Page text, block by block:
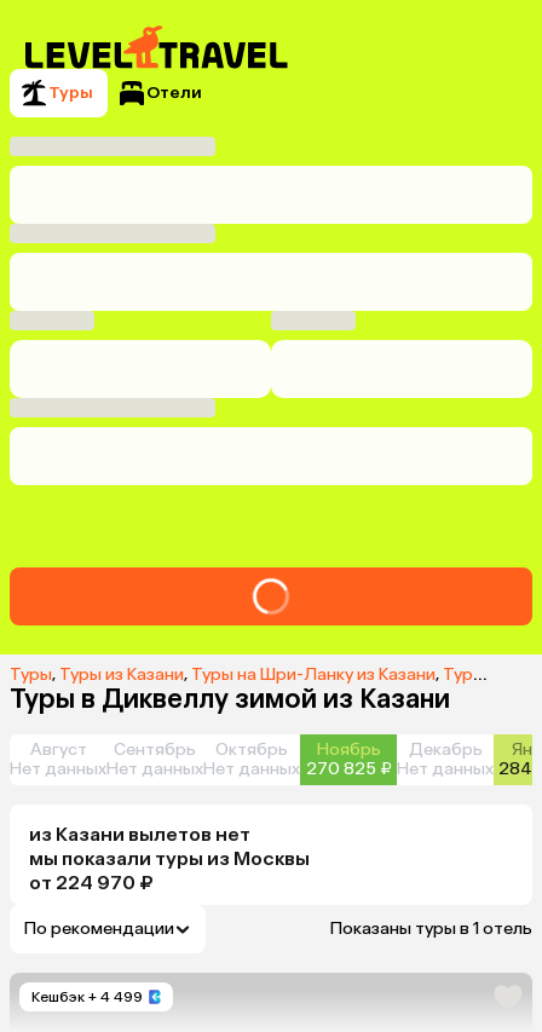
Туры Отели
Туры, Туры из Казани, Туры на Шри-Ланку из Казани, Туры в Диквеллу из Казани
Туры в Диквеллу зимой из Казани
Август
Нет данных
Сентябрь
Нет данных
Октябрь
Нет данных
Ноябрь
270 825 ₽
Декабрь
Нет данных 284
из Казани вылетов нет
мы показали туры из Москвы
от 224 970 ₽
По рекомендации Показаны туры в 1 отель
Кешбэк + 4 499